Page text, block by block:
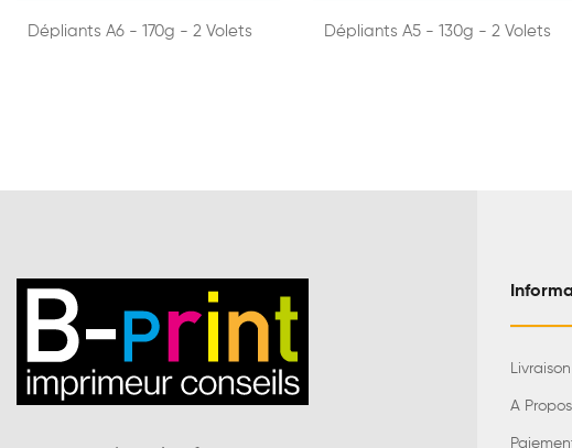
Dépliants A6 - 170g - 2 Volets Dépliants A5 - 130g - 2 Volets
Livraison
A